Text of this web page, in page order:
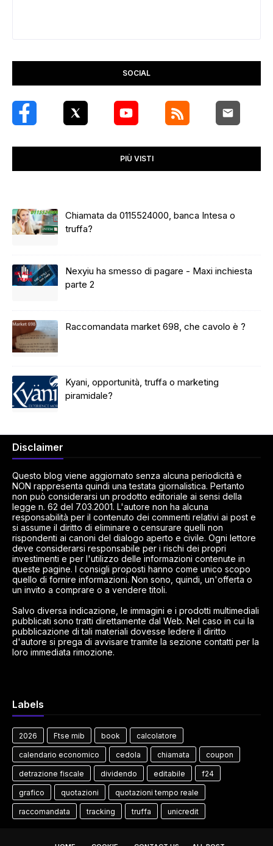
SOCIAL
PIÙ VISTI
Chiamata da 0115524000, banca Intesa o
truffa?
Nexyiu ha smesso di pagare - Maxi inchiesta
parte 2
Raccomandata market 698, che cavolo è ?
Kyani, opportunità, truffa o marketing
piramidale?
Disclaimer
Questo blog viene aggiornato senza alcuna periodicità e
NON rappresenta quindi una testata giornalistica. Pertanto
non può considerarsi un prodotto editoriale ai sensi della
legge n. 62 del 7.03.2001. L'autore non ha alcuna
responsabilità per il contenuto dei commenti relativi ai post e
si assume il diritto di eliminare o censurare quelli non
rispondenti ai canoni del dialogo aperto e civile. Ogni lettore
deve considerarsi responsabile per i rischi dei propri
investimenti e per l'utilizzo delle informazioni contenute in
queste pagine. I consigli proposti hanno come unico scopo
quello di fornire informazioni. Non sono, quindi, un'offerta o
un invito a comprare o a vendere titoli.
Salvo diversa indicazione, le immagini e i prodotti multimediali
pubblicati sono tratti direttamente dal Web. Nel caso in cui la
pubblicazione di tali materiali dovesse ledere il diritto
d'autore si prega di avvisare tramite la sezione contatti per la
loro immediata rimozione.
Labels
2026 Ftse mib book calcolatore
calendario economico cedola chiamata coupon
detrazione fiscale dividendo editabile f24
grafico quotazioni quotazioni tempo reale
raccomandata tracking truffa unicredit